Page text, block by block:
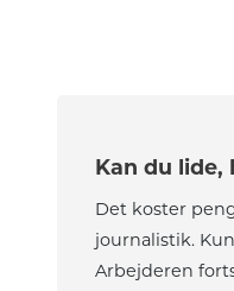
Kan du
Det koster
journalistik.
Arbejderen